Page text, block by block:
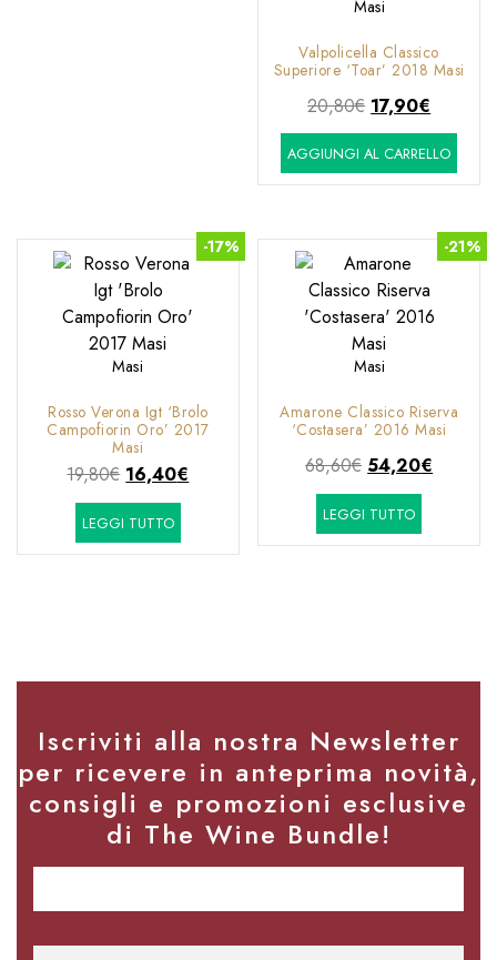
Masi
Valpolicella Classico
Superiore ‘Toar’ 2018 Masi
20,80€ Il
prezzo
originale
era:
17,90€
prezzo
attuale
è:
AGGIUNGI AL CARRELLO
-17%
Masi
Rosso Verona Igt ‘Brolo
Campofiorin Oro’ 2017
Masi
19,80€ Il
prezzo
originale
era:
16,40€
è:
LEGGI TUTTO
-21%
Masi
Amarone Classico Riserva
‘Costasera’ 2016 Masi
68,60€ Il
prezzo
originale
era:
54,20€
è:
LEGGI TUTTO
Iscriviti alla nostra Newsletter
per ricevere in anteprima novità,
consigli e promozioni esclusive
di The Wine Bundle!